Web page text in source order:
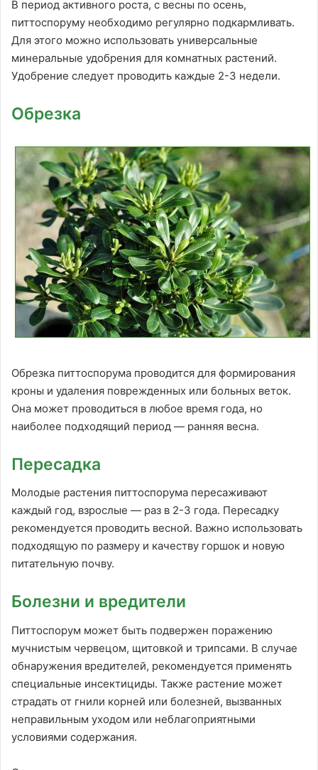
В период активного роста, с весны по осень,
питтоспоруму необходимо регулярно подкармливать.
Для этого можно использовать универсальные
минеральные удобрения для комнатных растений.
Удобрение следует проводить каждые 2-3 недели.
Обрезка
Обрезка питтоспорума проводится для формирования
кроны и удаления поврежденных или больных веток.
Она может проводиться в любое время года, но
наиболее подходящий период — ранняя весна.
Пересадка
Молодые растения питтоспорума пересаживают
каждый год, взрослые — раз в 2-3 года. Пересадку
рекомендуется проводить весной. Важно использовать
подходящую по размеру и качеству горшок и новую
питательную почву.
Болезни и вредители
Питтоспорум может быть подвержен поражению
мучнистым червецом, щитовкой и трипсами. В случае
обнаружения вредителей, рекомендуется применять
специальные инсектициды. Также растение может
страдать от гнили корней или болезней, вызванных
неправильным уходом или неблагоприятными
условиями содержания.